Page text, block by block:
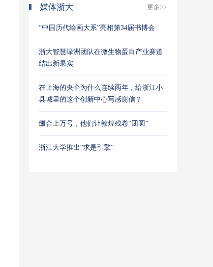
媒体浙大 更多>>
“中国历代绘画大系”亮相第34届书博会
浙大智慧绿洲团队在微生物蛋白产业赛道
结出新果实
在上海的央企为什么连续两年，给浙江小
县城里的这个创新中心写感谢信？
缀合上万号，他们让敦煌残卷“团圆”
浙江大学推出“求是引擎”